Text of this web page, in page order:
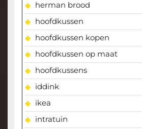
herman brood
hoofdkussen
hoofdkussen kopen
hoofdkussen op maat
hoofdkussens
iddink
ikea
intratuin